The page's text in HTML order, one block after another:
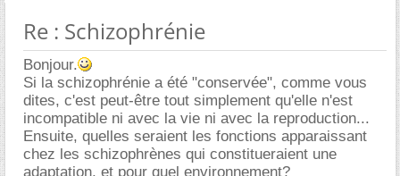
Re : Schizophrénie
Bonjour.
Si la schizophrénie a été "conservée", comme vous
dites, c'est peut-être tout simplement qu'elle n'est
incompatible ni avec la vie ni avec la reproduction...
Ensuite, quelles seraient les fonctions apparaissant
chez les schizophrènes qui constitueraient une
adaptation, et pour quel environnement?